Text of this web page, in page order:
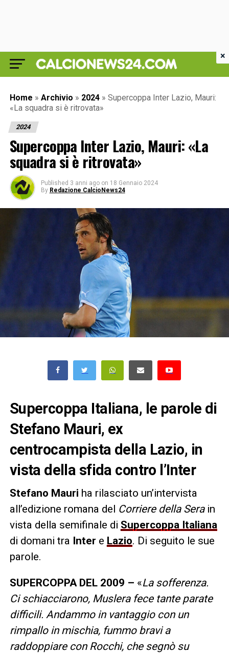
Home » Archivio » 2024 » Supercoppa Inter Lazio, Mauri:
«La squadra si è ritrovata»
2024
Supercoppa Inter Lazio, Mauri: «La
squadra si è ritrovata»
Published 3 anni ago on 18 Gennaio 2024
By Redazione CalcioNews24
Supercoppa Italiana, le parole di
Stefano Mauri, ex
centrocampista della Lazio, in
vista della sfida contro l’Inter
Stefano Mauri ha rilasciato un’intervista
all’edizione romana del Corriere della Serain
vista della semifinale di Supercoppa Italiana
di domani tra Inter e Lazio. Di seguito le sue
parole.
SUPERCOPPA DEL 2009 – «La sofferenza.
Ci schiacciarono, Muslera fece tante parate
difficili. Andammo in vantaggio con un
rimpallo in mischia, fummo bravi a
raddoppiare con Rocchi, che segnò su
×